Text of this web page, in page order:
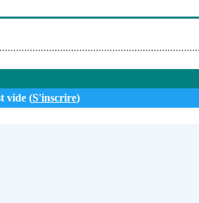
vide (S'inscrire)